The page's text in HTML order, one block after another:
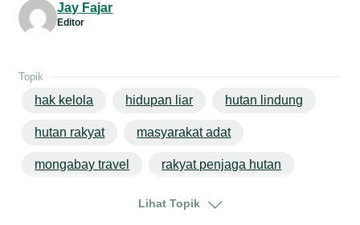
Jay Fajar
Editor
Topik
hak kelola hidupan liar hutan lindung
hutan rakyat masyarakat adat
mongabay travel rakyat penjaga hutan
Lihat Topik